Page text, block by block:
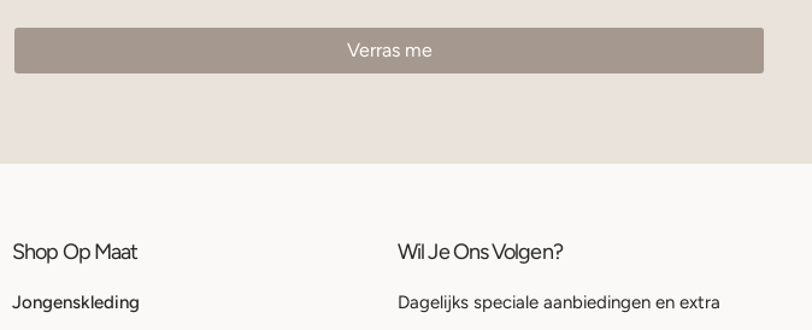
Shop Op Maat
Jongenskleding
Wil Je Ons Volgen?
Dagelijks speciale aanbiedingen en extra